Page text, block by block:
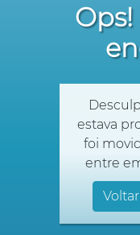
estava
foi
entre